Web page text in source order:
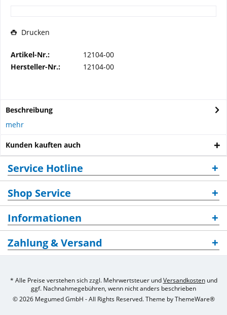
Drucken
Artikel-Nr.:
12104-00
Hersteller-Nr.:
12104-00
Beschreibung
mehr
Kunden kauften auch
Service Hotline
Shop Service
Informationen
Zahlung & Versand
* Alle Preise verstehen sich zzgl. Mehrwertsteuer undVersandkostenund
ggf. Nachnahmegebühren, wenn nicht anders beschrieben
© 2026 Megumed GmbH - All Rights Reserved. Theme byThemeWare®